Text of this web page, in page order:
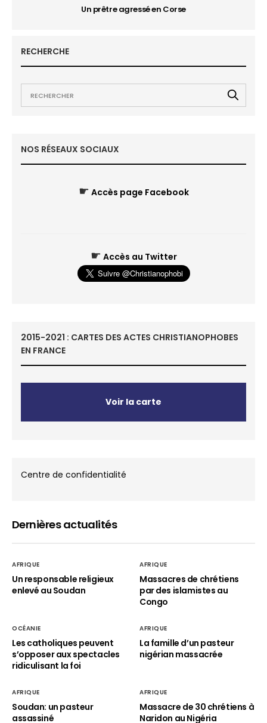
Un prêtre agressé en Corse
RECHERCHE
NOS RÉSEAUX SOCIAUX
☛ Accès page Facebook
☛ Accès au Twitter
2015-2021 : CARTES DES ACTES CHRISTIANOPHOBES
EN FRANCE
Voir la carte
Centre de confidentialité
Dernières actualités
AFRIQUE
Un responsable religieux
enlevé au Soudan
AFRIQUE
Massacres de chrétiens
par des islamistes au
Congo
OCÉANIE
Les catholiques peuvent
s’opposer aux spectacles
ridiculisant la foi
AFRIQUE
La famille d’un pasteur
nigérian massacrée
AFRIQUE
Soudan: un pasteur
assassiné
AFRIQUE
Massacre de 30 chrétiens à
Naridon au Nigéria